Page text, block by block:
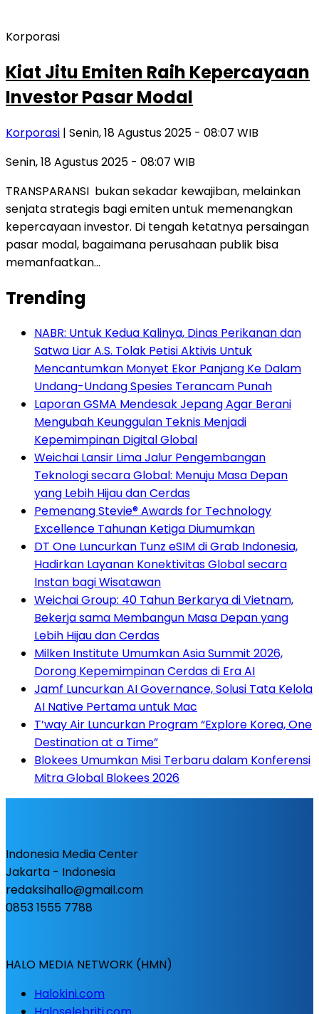
Korporasi
Kiat Jitu Emiten Raih Kepercayaan
Investor Pasar Modal
Korporasi | Senin, 18 Agustus 2025 - 08:07 WIB
Senin, 18 Agustus 2025 - 08:07 WIB
TRANSPARANSI bukan sekadar kewajiban, melainkan
senjata strategis bagi emiten untuk memenangkan
kepercayaan investor. Di tengah ketatnya persaingan
pasar modal, bagaimana perusahaan publik bisa
memanfaatkan…
Trending
NABR: Untuk Kedua Kalinya, Dinas Perikanan dan
Satwa Liar A.S. Tolak Petisi Aktivis Untuk
Mencantumkan Monyet Ekor Panjang Ke Dalam
Undang-Undang Spesies Terancam Punah
Laporan GSMA Mendesak Jepang Agar Berani
Mengubah Keunggulan Teknis Menjadi
Kepemimpinan Digital Global
Weichai Lansir Lima Jalur Pengembangan
Teknologi secara Global: Menuju Masa Depan
yang Lebih Hijau dan Cerdas
Pemenang Stevie® Awards for Technology
Excellence Tahunan Ketiga Diumumkan
DT One Luncurkan Tunz eSIM di Grab Indonesia,
Hadirkan Layanan Konektivitas Global secara
Instan bagi Wisatawan
Weichai Group: 40 Tahun Berkarya di Vietnam,
Bekerja sama Membangun Masa Depan yang
Lebih Hijau dan Cerdas
Milken Institute Umumkan Asia Summit 2026,
Dorong Kepemimpinan Cerdas di Era AI
Jamf Luncurkan AI Governance, Solusi Tata Kelola
AI Native Pertama untuk Mac
T’way Air Luncurkan Program “Explore Korea, One
Destination at a Time”
Blokees Umumkan Misi Terbaru dalam Konferensi
Mitra Global Blokees 2026
Indonesia Media Center
Jakarta - Indonesia
redaksihallo@gmail.com
0853 1555 7788
HALO MEDIA NETWORK (HMN)
Halokini.com